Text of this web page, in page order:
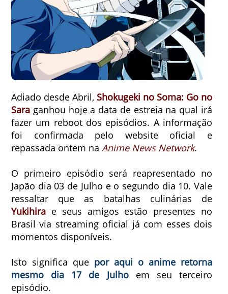
Adiado desde Abril, Shokugeki no Soma: Go no
Sara ganhou hoje a data de estreia na qual irá
fazer um reboot dos episódios. A informação
foi confirmada pelo website oficial e
repassada ontem na Anime News Network.
O primeiro episódio será reapresentado no
Japão dia 03 de Julho e o segundo dia 10. Vale
ressaltar que as batalhas culinárias de
Yukihira e seus amigos estão presentes no
Brasil via streaming oficial já com esses dois
momentos disponíveis.
Isto significa que por aqui o anime retorna
mesmo dia 17 de Julhoem seu terceiro
episódio.